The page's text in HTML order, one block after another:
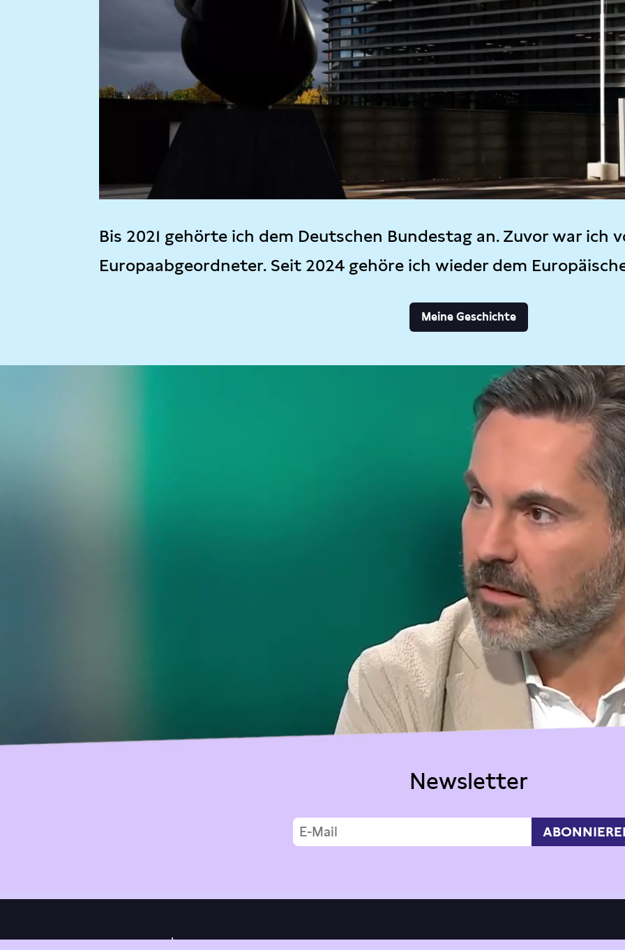
Bis 2021 gehörte ich dem Deutschen Bundestag an. Zuvor war ich
Europaabgeordneter. Seit 2024 gehöre ich wieder dem
Meine Geschichte
Newsletter
|